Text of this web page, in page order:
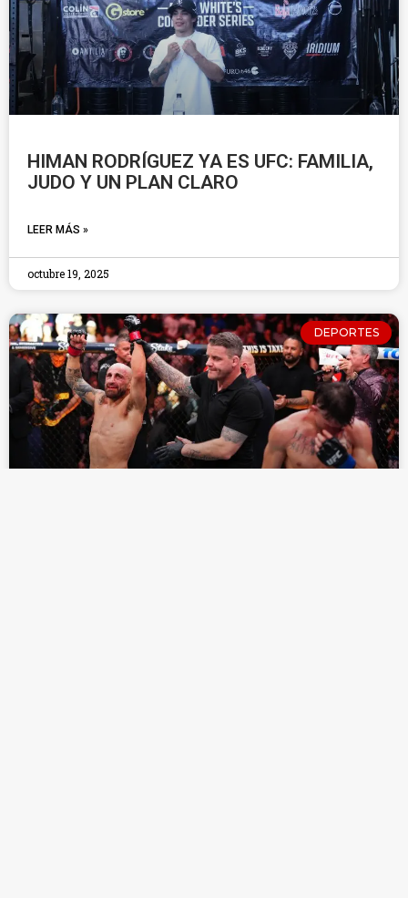
HIMAN RODRÍGUEZ YA ES UFC: FAMILIA,
JUDO Y UN PLAN CLARO
LEER MÁS »
octubre 19, 2025
DEPORTES